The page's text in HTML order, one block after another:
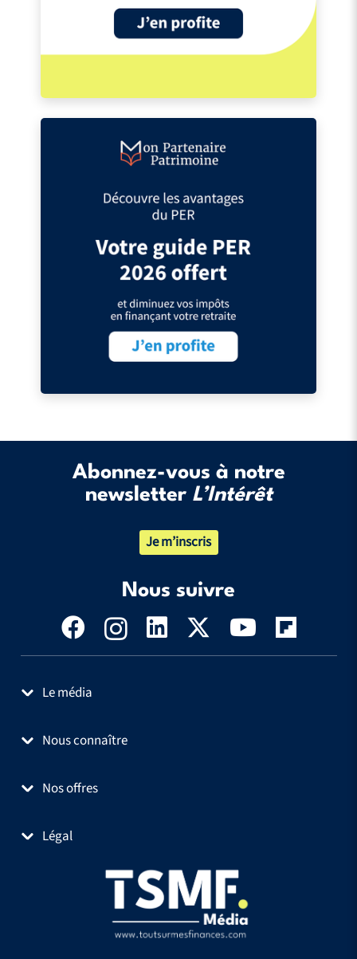
Abonnez-vous à notre
newsletter L’Intérêt
Je m’inscris
Nous suivre
Le média
Nous connaître
Nos offres
Légal